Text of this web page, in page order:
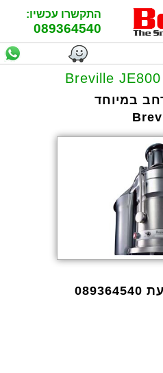
התקשרו עכשיו:
089364540
במיוחד